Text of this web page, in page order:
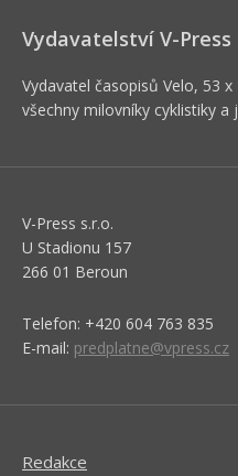
Vydavatelství V-Press
Vydavatel časopisů Velo, 53
všechny milovníky cyklistiky a
V-Press s.r.o.
U Stadionu 157
266 01 Beroun
Telefon: +420 604 763 835
E-mail: predplatne@vpress.cz
Redakce